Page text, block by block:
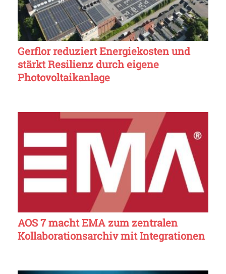
Gerflor reduziert Energiekosten und
stärkt Resilienz durch eigene
Photovoltaikanlage
AOS 7 macht EMA zum zentralen
Kollaborationsarchiv mit Integrationen